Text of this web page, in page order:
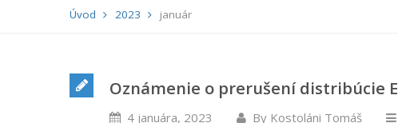
Úvod 2023 január
Oznámenie o prerušení distribúcie
4 januára, 2023 By Kostoláni Tomáš